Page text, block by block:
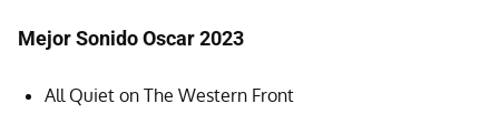
Mejor Sonido Oscar 2023
All Quiet on The Western Front